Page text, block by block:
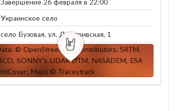
Украинское село
село Бузовая, ул. Дмитривская, 1